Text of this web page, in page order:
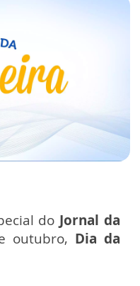
do Jornal da
outubro, Dia da